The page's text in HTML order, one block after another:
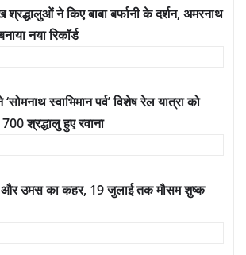
ने किए बाबा बर्फानी के दर्शन, अमरनाथ
नया रिकॉर्ड
स्वाभिमान पर्व’ विशेष रेल यात्रा को
श्रद्धालु हुए रवाना
और उमस का कहर, 19 जुलाई तक मौसम शुष्क